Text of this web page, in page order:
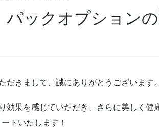
ックオプションの
だきまして、誠にありがとうございます。
効果を感じていただき、さらに美しく健
トいたします！